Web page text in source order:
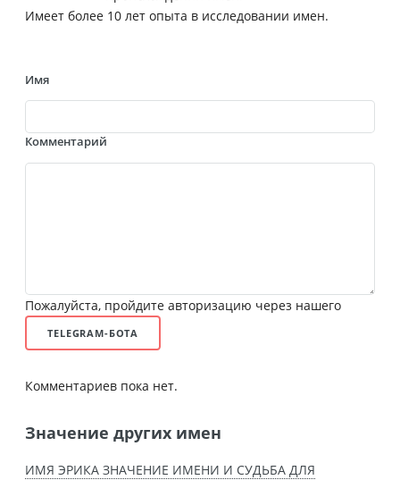
Имеет более 10 лет опыта в исследовании имен.
Имя
Комментарий
Пожалуйста, пройдите авторизацию через нашего
TELEGRAM-БОТА
Комментариев пока нет.
Значение других имен
ИМЯ ЭРИКА ЗНАЧЕНИЕ ИМЕНИ И СУДЬБА ДЛЯ